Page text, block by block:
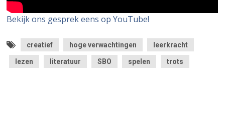
Bekijk ons gesprek eens op YouTube!
creatief hoge verwachtingen leerkracht
lezen literatuur SBO spelen trots